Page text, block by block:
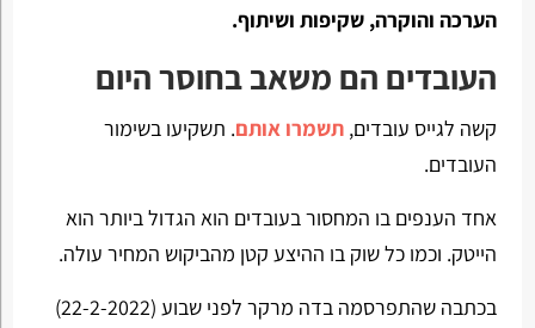
הערכה והוקרה, שקיפות ושיתוף.
העובדים הם משאב בחוסר היום
קשה לגייס עובדים, תשמרו אותם. תשקיעו בשימור
העובדים.
אחד הענפים בו המחסור בעובדים הוא הגדול ביותר הוא
הייטק. וכמו כל שוק בו ההיצע קטן מהביקוש המחיר עולה.
בכתבה שהתפרסמה בדה מרקר לפני שבוע (22-2-2022)